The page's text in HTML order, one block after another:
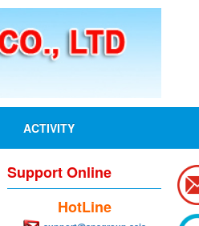
ACTIVITY
Support Online
HotLine